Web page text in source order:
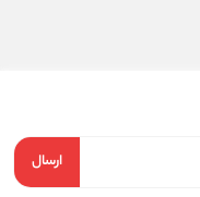
ارسال